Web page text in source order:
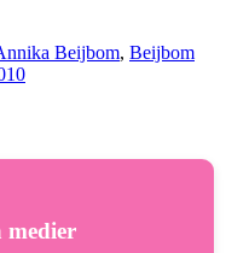
Beijbom, Beijbom
medier